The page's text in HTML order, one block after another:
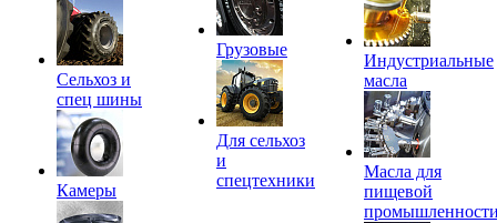
Сельхоз и
спец шины
Камеры
Грузовые
Для сельхоз
и
спецтехники
Индустриальные
масла
Масла для
пищевой